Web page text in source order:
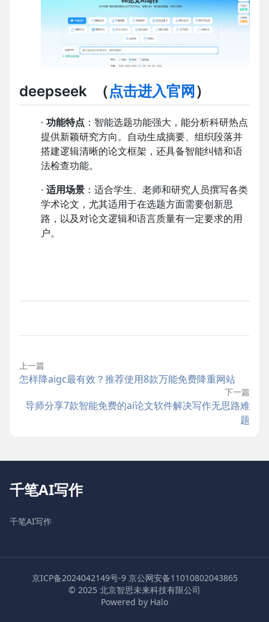
deepseek （点击进入官网 ）
· 功能特点 ：智能选题功能强大，能分析科研热点
提供新颖研究方向。自动生成摘要、组织段落并
搭建逻辑清晰的论文框架，还具备智能纠错和语
法检查功能。
· 适用场景 ：适合学生、老师和研究人员撰写各类
学术论文，尤其适用于在选题方面需要创新思
路，以及对论文逻辑和语言质量有一定要求的用
户。
上一篇
怎样降aigc最有效？推荐使用8款万能免费降重网站
下一篇
导师分享7款智能免费的ai论文软件解决写作无思路难
题
千笔AI写作
千笔AI写作
京ICP备2024042149号-9 京公网安备11010802043865
© 2025 北京智思未来科技有限公司
Powered by Halo